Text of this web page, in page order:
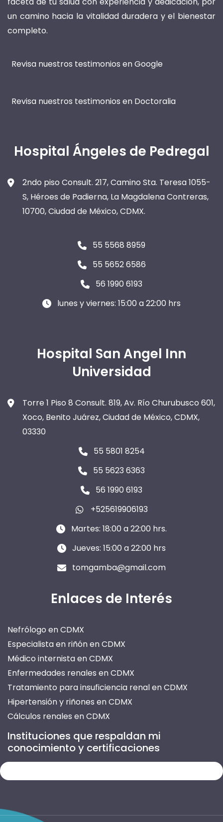
un camino hacia la vitalidad duradera y el bienestar
completo.
Revisa nuestros testimonios en Google
Revisa nuestros testimonios en Doctoralia
Hospital Ángeles de Pedregal
2ndo piso Consult. 217, Camino Sta. Teresa 1055-
S, Héroes de Padierna, La Magdalena Contreras,
10700, Ciudad de México, CDMX.
55 5568 8959
55 5652 6586
56 1990 6193
lunes y viernes: 15:00 a 22:00 hrs
Hospital San Angel Inn
Universidad
Torre 1 Piso 8 Consult. 819, Av. Río Churubusco 601,
Xoco, Benito Juárez, Ciudad de México, CDMX,
03330
55 5801 8254
55 5623 6363
56 1990 6193
+525619906193
Martes: 18:00 a 22:00 hrs.
Jueves: 15:00 a 22:00 hrs
tomgamba@gmail.com
Enlaces de Interés
Nefrólogo en CDMX
Especialista en riñón en CDMX
Médico internista en CDMX
Enfermedades renales en CDMX
Tratamiento para insuficiencia renal en CDMX
Hipertensión y riñones en CDMX
Cálculos renales en CDMX
Prevención de enfermedades renales en CDMX
Atención para insuficiencia renal en CDMX
Tratamiento de nefritis en CDMX
Médico especialista en riñones en CDMX
Instituciones que respaldan mi
conocimiento y certificaciones